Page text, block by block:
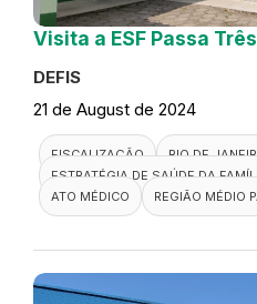
Visita a ESF Passa Três
DEFIS
21 de August de 2024
FISCALIZAÇÃO
RIO DE
ESTRATÉGIA DE SAÚDE DA
ATO MÉDICO
REGIÃO MÉDIO